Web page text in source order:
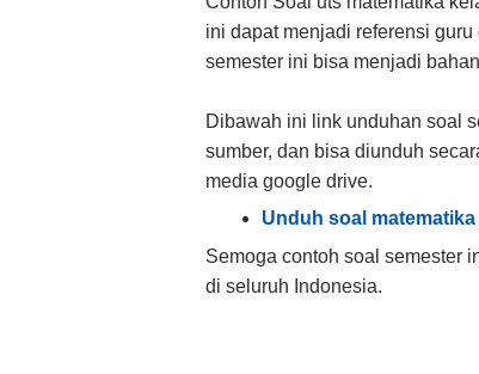
ini dapat menjadi referensi
semester ini bisa menjadi
Dibawah ini link unduhan soal
sumber, dan bisa diunduh
media google drive.
Unduh soal
Semoga contoh soal semester
di seluruh Indonesia.